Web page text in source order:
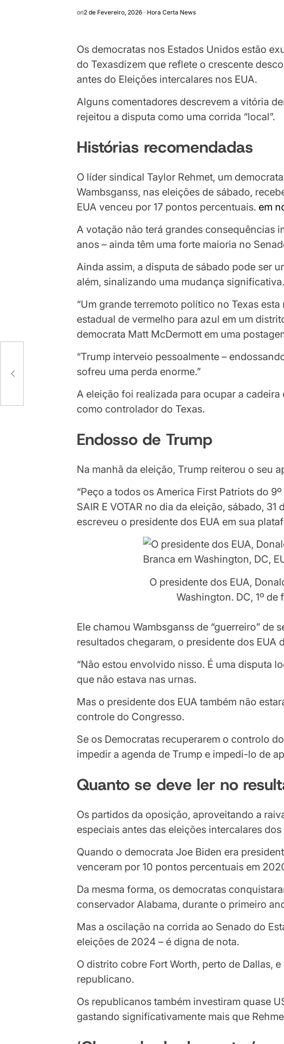
on2 de Fevereiro, 2026 Hora Certa News
Os democratas nos Estados Unidos estão
do Texasdizem que reflete o crescente
antes do Eleições intercalares nos EUA.
Alguns comentadores descrevem a vitória
rejeitou a disputa como uma corrida “local”.
Histórias recomendadas
lista
de
3
fim
da
lista
O líder sindical Taylor Rehmet, um
Wambsganss, nas eleições de sábado,
EUA venceu por 17 pontos percentuais. em
A votação não terá grandes consequências
anos – ainda têm uma forte maioria no
Ainda assim, a disputa de sábado pode ser
além, sinalizando uma mudança significativa.
“Um grande terremoto político no Texas
estadual de vermelho para azul em um
democrata Matt McDermott em uma
“Trump interveio pessoalmente –
sofreu uma perda enorme.”
A eleição foi realizada para ocupar a
como controlador do Texas.
Endosso de Trump
Na manhã da eleição, Trump reiterou o seu
“Peço a todos os America First Patriots do
SAIR E VOTAR no dia da eleição, sábado,
escreveu o presidente dos EUA em sua
O presidente dos EUA,
Washington. DC, 1º
Ele chamou Wambsganss de “guerreiro” de
resultados chegaram, o presidente dos EUA
“Não estou envolvido nisso. É uma disputa
que não estava nas urnas.
Mas o presidente dos EUA também não
controle do Congresso.
Se os Democratas recuperarem o controlo
impedir a agenda de Trump e impedi-lo de
Quanto se deve ler no
Os partidos da oposição, aproveitando a
especiais antes das eleições intercalares dos
Quando o democrata Joe Biden era
venceram por 10 pontos percentuais em
Da mesma forma, os democratas
conservador Alabama, durante o primeiro
Mas a oscilação na corrida ao Senado do
eleições de 2024 – é digna de nota.
O distrito cobre Fort Worth, perto de Dallas,
republicano.
Os republicanos também investiram quase
gastando significativamente mais que